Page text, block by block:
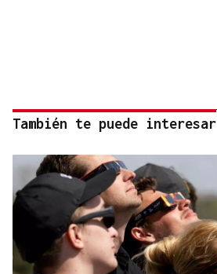
También te puede interesar